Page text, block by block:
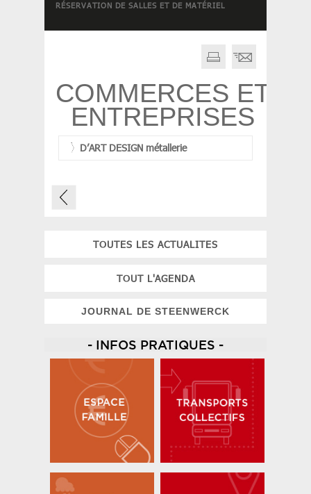
RÉSERVATION DE SALLES ET DE MATÉRIEL
COMMERCES ET
ENTREPRISES
D’ART DESIGN métallerie
TOUTES LES ACTUALITES
TOUT L'AGENDA
JOURNAL DE STEENWERCK
- INFOS PRATIQUES -